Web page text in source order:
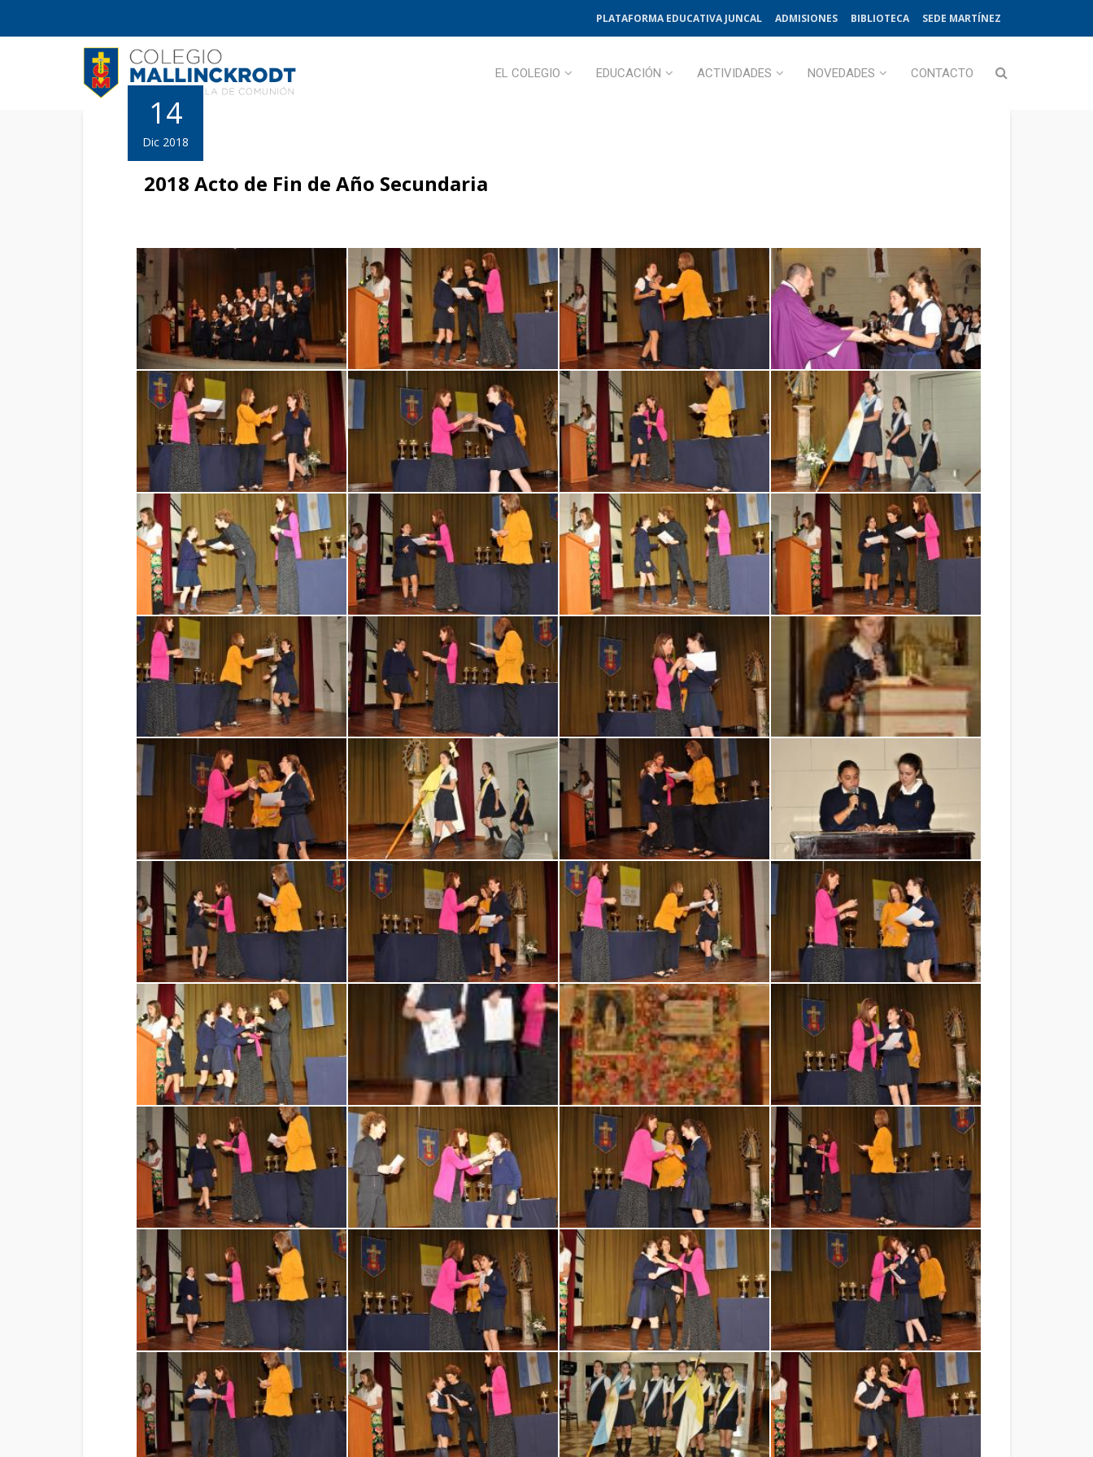
PLATAFORMA EDUCATIVA JUNCAL ADMISIONES BIBLIOTECA SEDE MARTÍNEZ
EL COLEGIO EDUCACIÓN ACTIVIDADES NOVEDADES CONTACTO
14
Dic 2018
2018 Acto de Fin de Año Secundaria